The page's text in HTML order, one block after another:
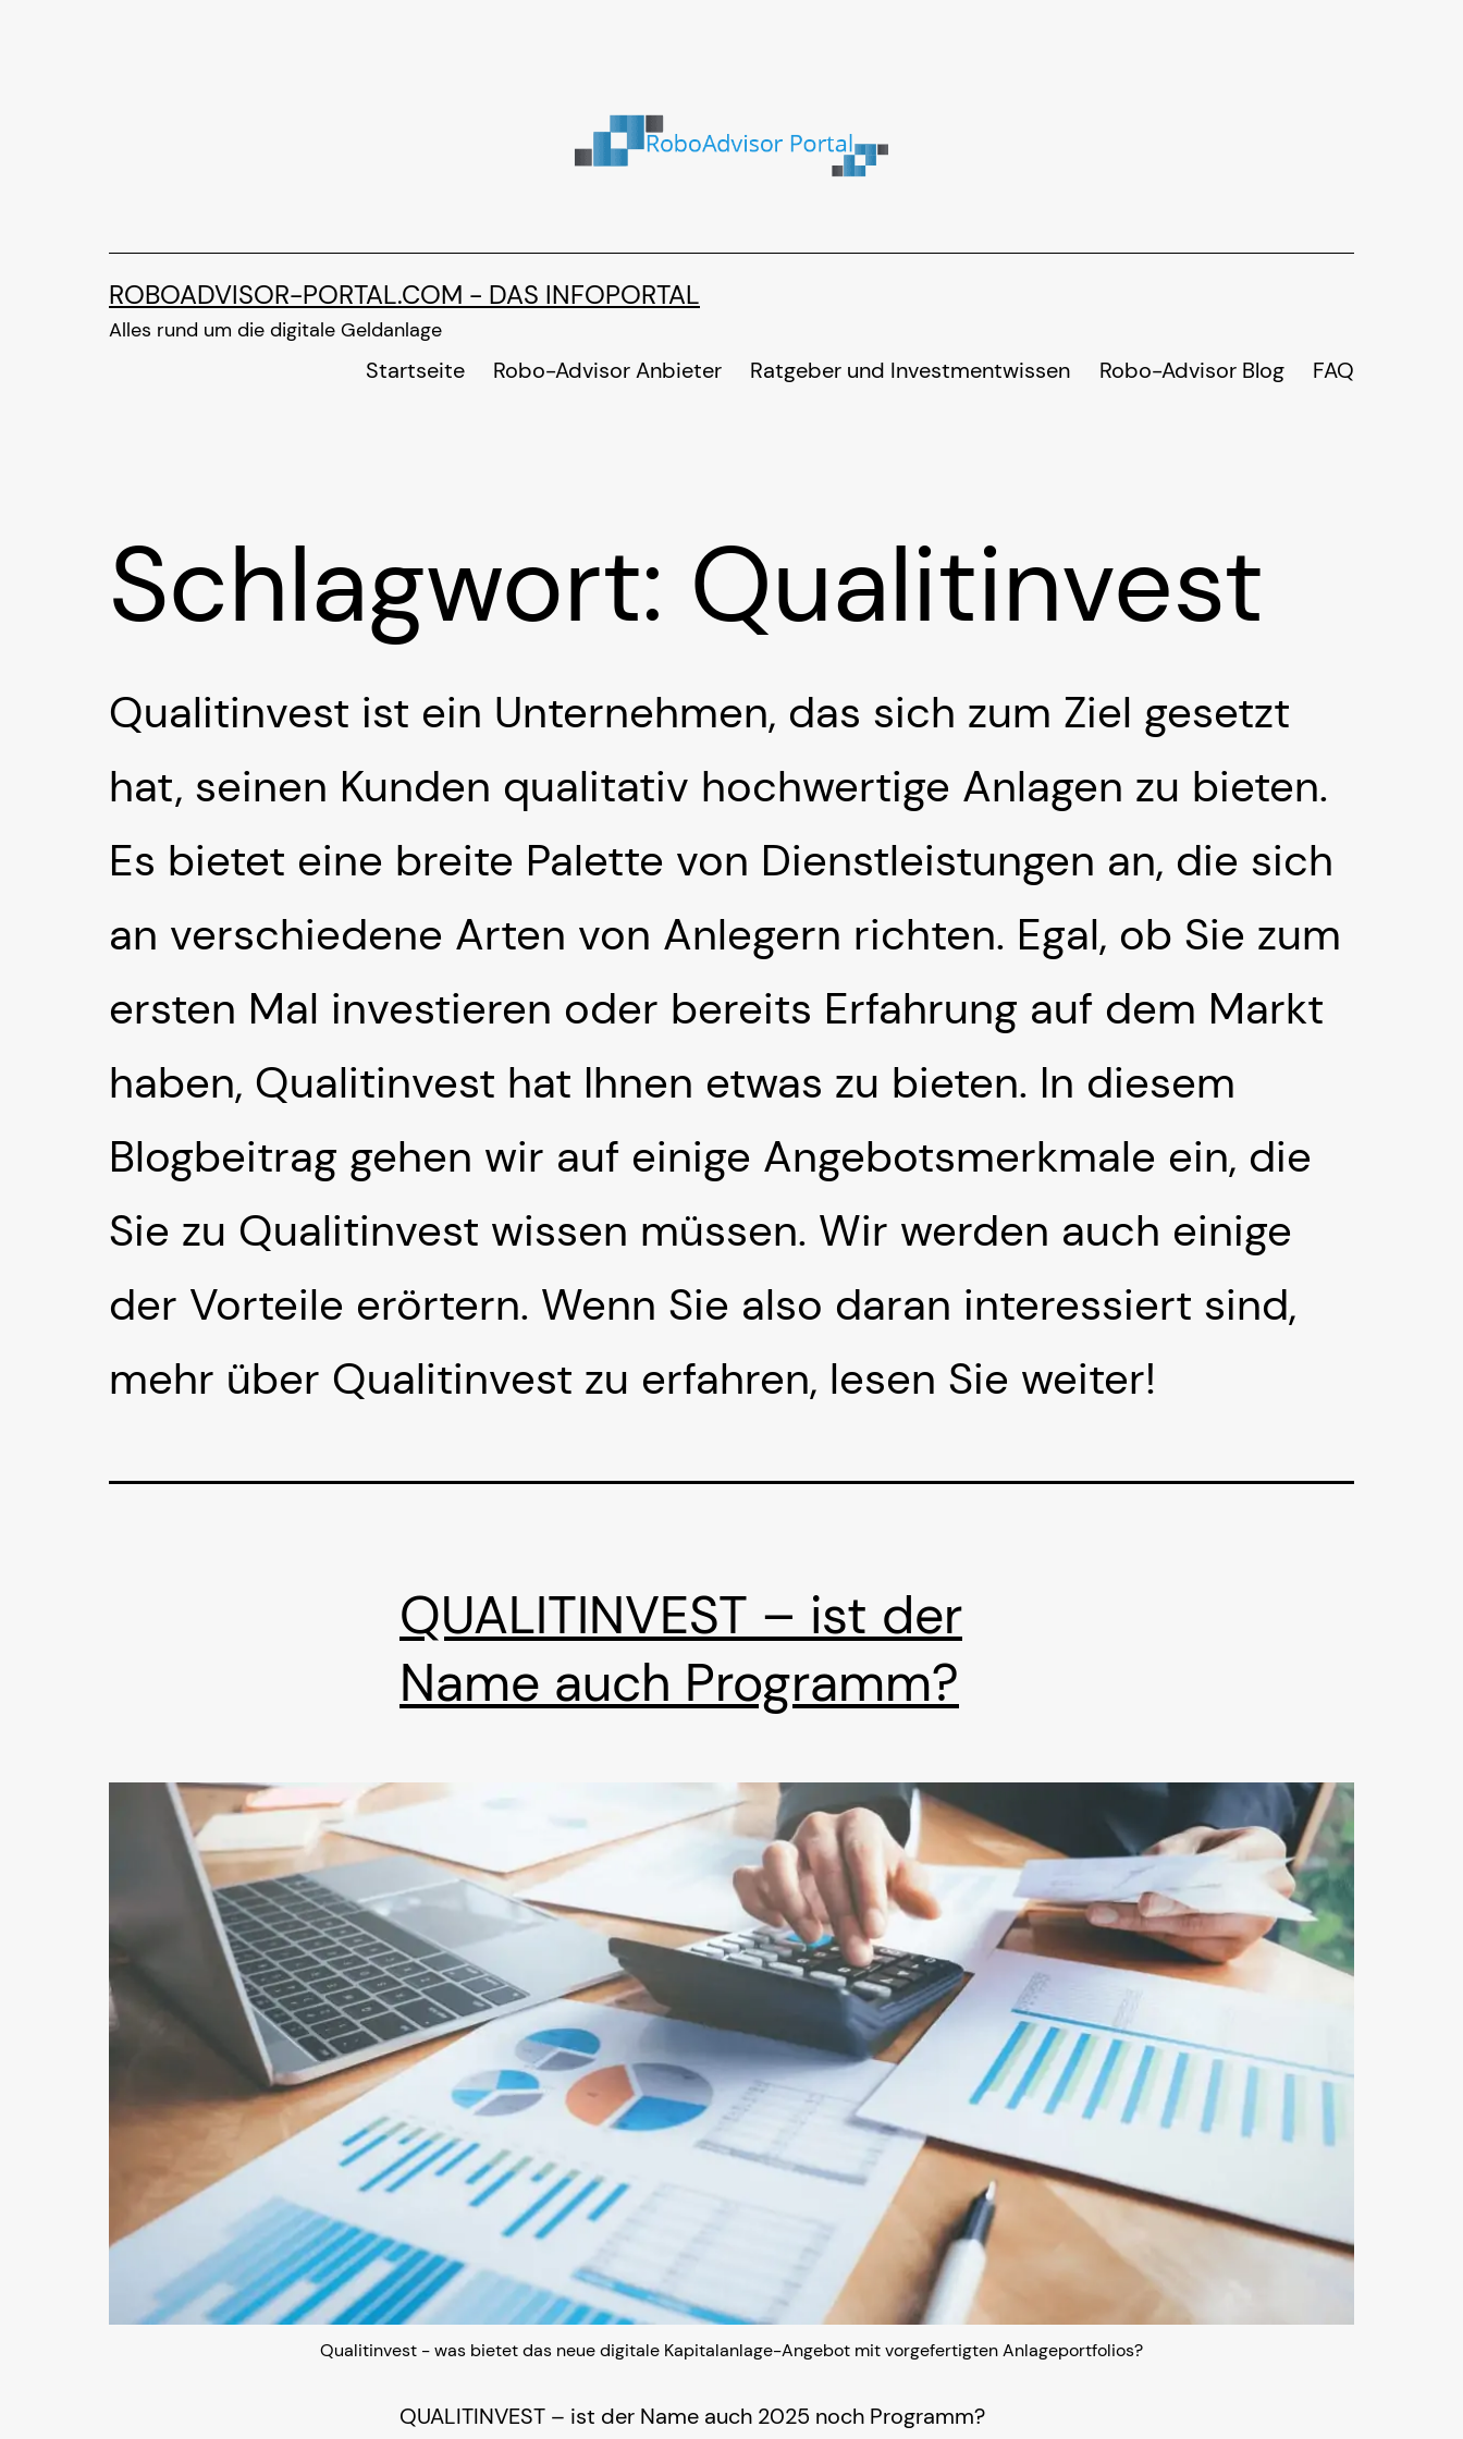
ROBOADVISOR-PORTAL.COM - DAS INFOPORTAL
Alles rund um die digitale Geldanlage
Startseite Robo-Advisor Anbieter Ratgeber und Investmentwissen Robo-Advisor Blog FAQ
Schlagwort: Qualitinvest
Qualitinvest ist ein Unternehmen, das sich zum Ziel gesetzt
hat, seinen Kunden qualitativ hochwertige Anlagen zu bieten.
Es bietet eine breite Palette von Dienstleistungen an, die sich
an verschiedene Arten von Anlegern richten. Egal, ob Sie zum
ersten Mal investieren oder bereits Erfahrung auf dem Markt
haben, Qualitinvest hat Ihnen etwas zu bieten. In diesem
Blogbeitrag gehen wir auf einige Angebotsmerkmale ein, die
Sie zu Qualitinvest wissen müssen. Wir werden auch einige
der Vorteile erörtern. Wenn Sie also daran interessiert sind,
mehr über Qualitinvest zu erfahren, lesen Sie weiter!
QUALITINVEST – ist der
Name auch Programm?
Qualitinvest - was bietet das neue digitale Kapitalanlage-Angebot mit vorgefertigten Anlageportfolios?
QUALITINVEST – ist der Name auch 2025 noch Programm?